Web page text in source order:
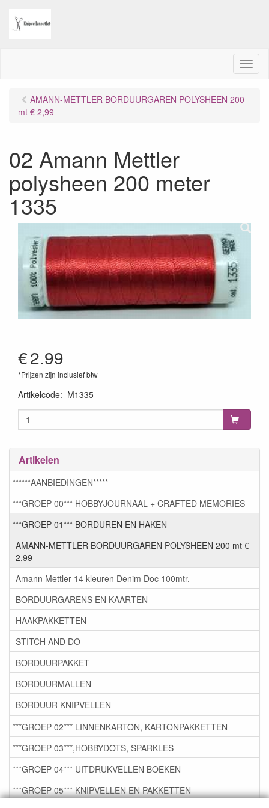
M
e
AMANN-METTLER BORDUURGAREN POLYSHEEN 200
mt € 2,99
02 Amann Mettler
polysheen 200 meter
1335
€2.99
*Prijzen zijn inclusief btw
Artikelcode: M1335
Artikelen
******AANBIEDINGEN*****
***GROEP 00*** HOBBYJOURNAAL + CRAFTED MEMORIES
***GROEP 01*** BORDUREN EN HAKEN
AMANN-METTLER BORDUURGAREN POLYSHEEN 200 mt €
2,99
Amann Mettler 14 kleuren Denim Doc 100mtr.
BORDUURGARENS EN KAARTEN
HAAKPAKKETTEN
STITCH AND DO
BORDUURPAKKET
BORDUURMALLEN
BORDUUR KNIPVELLEN
***GROEP 02*** LINNENKARTON, KARTONPAKKETTEN
***GROEP 03***,HOBBYDOTS, SPARKLES
***GROEP 04*** UITDRUKVELLEN BOEKEN
***GROEP 05*** KNIPVELLEN EN PAKKETTEN